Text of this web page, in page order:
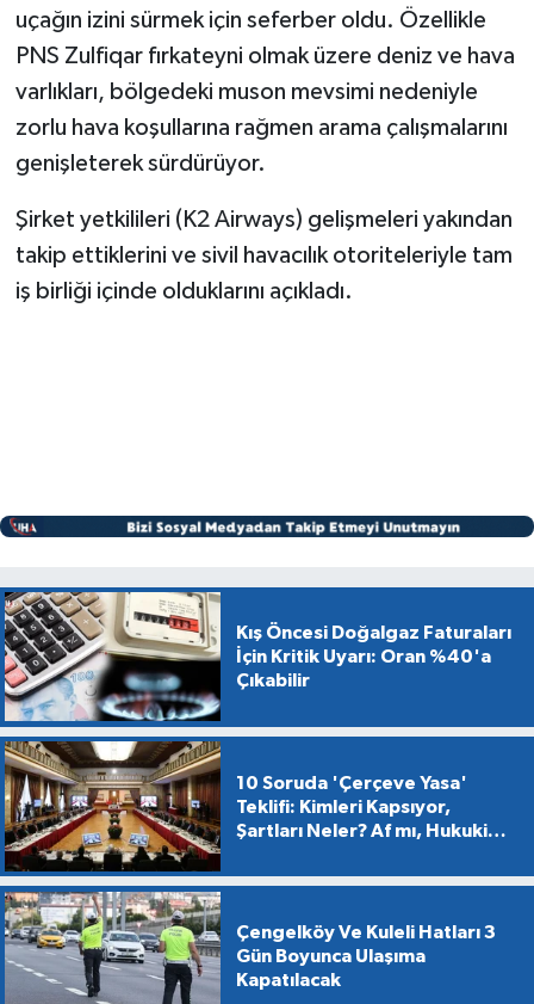
uçağın izini sürmek için seferber oldu. Özellikle
PNS Zulfiqar fırkateyni olmak üzere deniz ve hava
varlıkları, bölgedeki muson mevsimi nedeniyle
zorlu hava koşullarına rağmen arama çalışmalarını
genişleterek sürdürüyor.
Şirket yetkilileri (K2 Airways) gelişmeleri yakından
takip ettiklerini ve sivil havacılık otoriteleriyle tam
iş birliği içinde olduklarını açıkladı.
Kış Öncesi Doğalgaz Faturaları
İçin Kritik Uyarı: Oran %40'a
Çıkabilir
10 Soruda 'Çerçeve Yasa'
Teklifi: Kimleri Kapsıyor,
Şartları Neler? Af mı, Hukuki
Çengelköy Ve Kuleli Hatları 3
Gün Boyunca Ulaşıma
Kapatılacak